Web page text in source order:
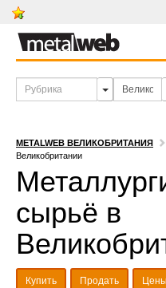
METALWEB ВЕЛИКОБРИТАНИЯ
Великобритании
сырьё в
Купить Продать Цены